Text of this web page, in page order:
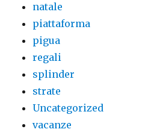
natale
piattaforma
pigua
regali
splinder
strate
Uncategorized
vacanze